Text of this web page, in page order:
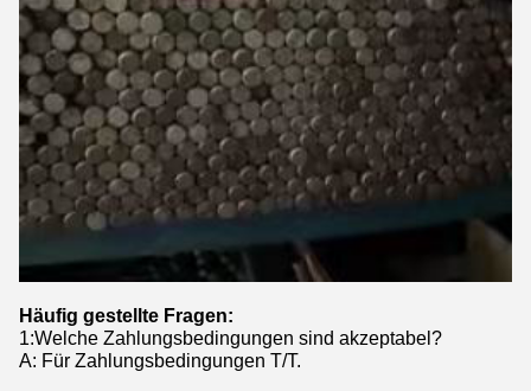
Häufig gestellte Fragen:
1:Welche Zahlungsbedingungen sind akzeptabel?
A: Für Zahlungsbedingungen T/T.